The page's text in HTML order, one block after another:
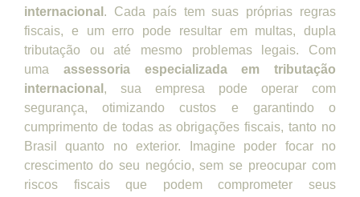
internacional . Cada país tem suas próprias regras
fiscais, e um erro pode resultar em multas, dupla
tributação ou até mesmo problemas legais. Com
uma assessoria especializada em tributação
internacional , sua empresa pode operar com
segurança, otimizando custos e garantindo o
cumprimento de todas as obrigações fiscais, tanto no
Brasil quanto no exterior. Imagine poder focar no
crescimento do seu negócio, sem se preocupar com
riscos fiscais que podem comprometer seus